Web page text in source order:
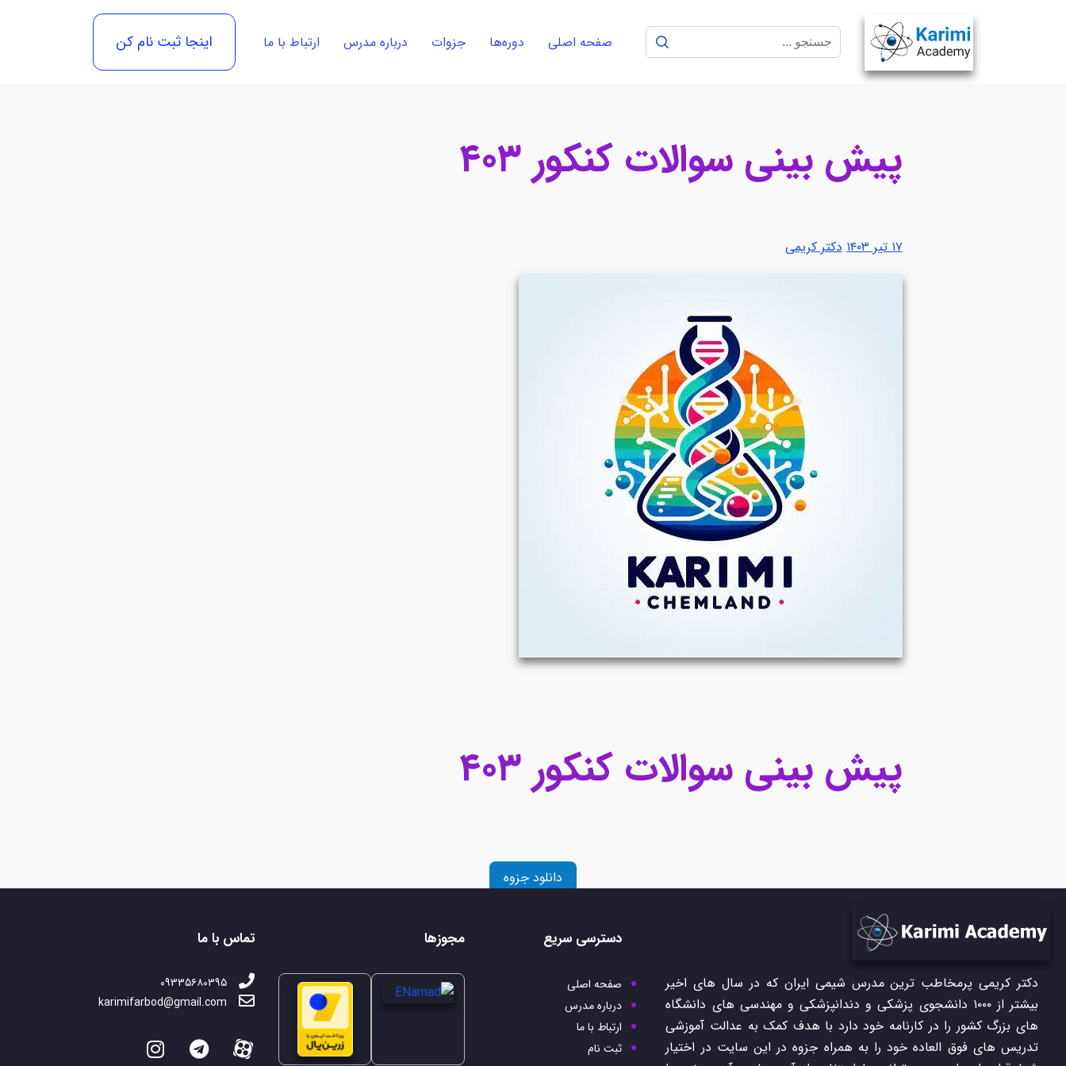
صفحه اصلی دوره‌ها جزوات درباره مدرس ارتباط با ما اینجا ثبت نام کن
پیش بینی سوالات کنکور ۴۰۳
۱۷ تیر ۱۴۰۳ دکتر کریمی
پیش بینی سوالات کنکور ۴۰۳
دانلود جزوه
دکتر کریمی پرمخاطب ترین مدرس شیمی ایران که در سال های اخیر
بیشتر از ۱۰۰۰ دانشجوی پزشکی و دندانپزشکی و مهندسی های دانشگاه
های بزرگ کشور را در کارنامه خود دارد با هدف کمک به عدالت آموزشی
تدریس های فوق العاده خود را به همراه جزوه در این سایت در اختیار
دسترسی سریع
صفحه اصلی
درباره مدرس
ارتباط با ما
ثبت نام
مجوزها تماس با ما
۰۹۳۳۵۶۸۰۳۹۵
karimifarbod@gmail.com